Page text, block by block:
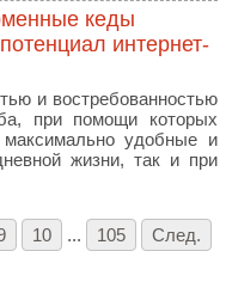
кеды
интернет-
и востребованностью
при помощи которых
удобные и
жизни, так и при
10 ... 105 След.